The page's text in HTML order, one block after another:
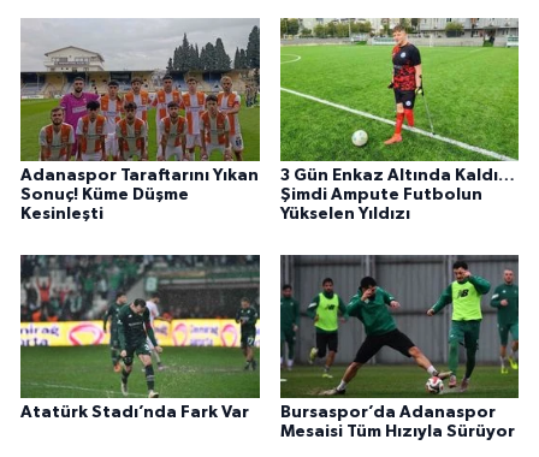
Adanaspor Taraftarını Yıkan
Sonuç! Küme Düşme
Kesinleşti
3 Gün Enkaz Altında Kaldı…
Şimdi Ampute Futbolun
Yükselen Yıldızı
Atatürk Stadı’nda Fark Var
Bursaspor’da Adanaspor
Mesaisi Tüm Hızıyla Sürüyor